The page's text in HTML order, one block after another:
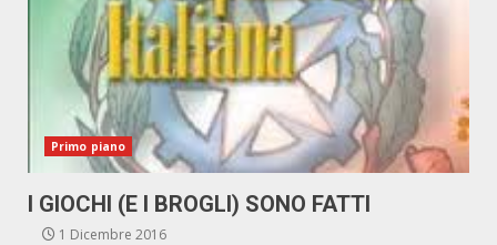
Primo piano
I GIOCHI (E I BROGLI) SONO FATTI
1 Dicembre 2016